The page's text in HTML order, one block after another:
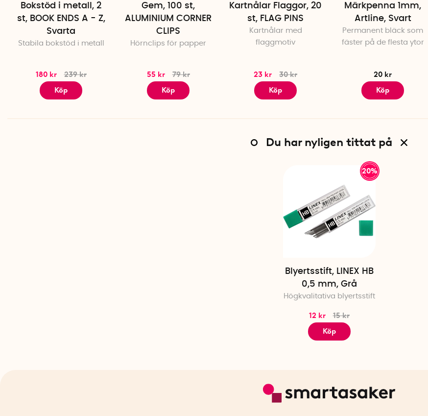
Bokstöd i metall, 2
st, BOOK ENDS A - Z,
Svarta
Stabila bokstöd i metall
180 kr
239 kr
Köp
Gem, 100 st,
ALUMINIUM CORNER
CLIPS
Hörnclips för papper
55 kr
79 kr
Köp
Kartnålar Flaggor, 20
st, FLAG PINS
Kartnålar med
flaggmotiv
23 kr
30 kr
Köp
Märkpenna 1mm,
Artline, Svart
Permanent bläck som
fäster på de flesta ytor
20 kr
Köp
Du har nyligen tittat på
20%
Blyertsstift, LINEX HB
0,5 mm, Grå
Högkvalitativa blyertsstift
12 kr
15 kr
Köp